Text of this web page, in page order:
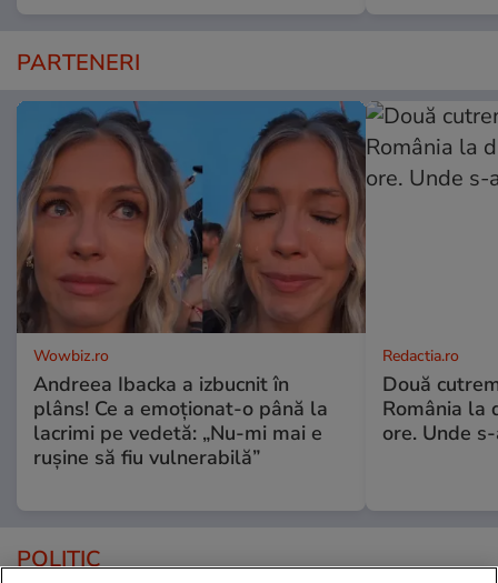
PARTENERI
Wowbiz.ro
Andreea Ibacka a izbucnit în
plâns! Ce a emoționat-o până la
lacrimi pe vedetă: „Nu-mi mai e
rușine să fiu vulnerabilă”
Redactia.ro
Două
România la
ore. Unde
POLITIC